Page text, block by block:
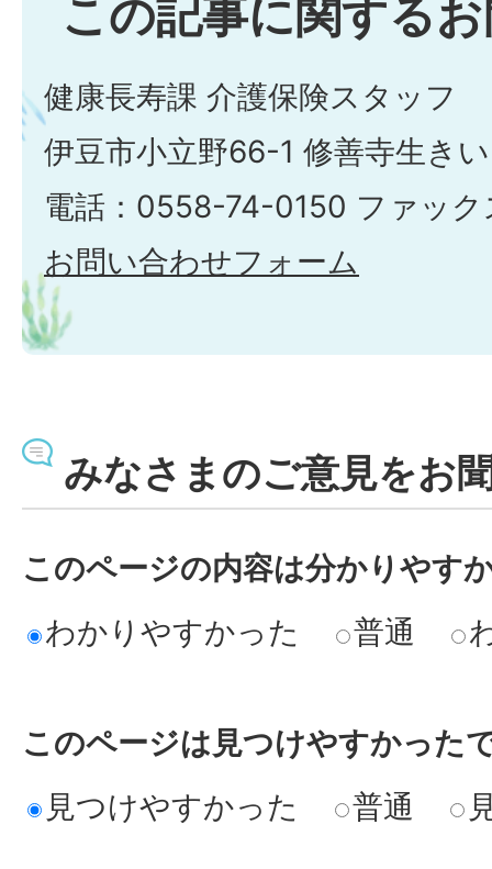
この記事に関する
健康長寿課 介護保険スタッフ
伊豆市小立野66-1 修善寺生き
電話：0558-74-0150 ファッ
お問い合わせフォーム
みなさまのご意見をお
このページの内容は分かりやす
わかりやすかった
普通
このページは見つけやすかった
見つけやすかった
普通